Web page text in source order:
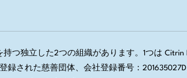
持つ独立した2つの組織があります。1つは
録された慈善団体、会社登録番号：